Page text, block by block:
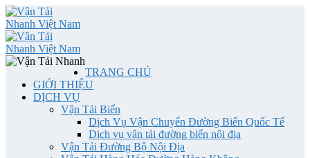
TRANG CHỦ
GIỚI THIỆU
DỊCH VỤ
Vận Tải Biển
Dịch Vụ Vận Chuyển Đường Biển Quốc Tế
Dịch vụ vận tải đường biển nội địa
Vận Tải Đường Bộ Nội Địa